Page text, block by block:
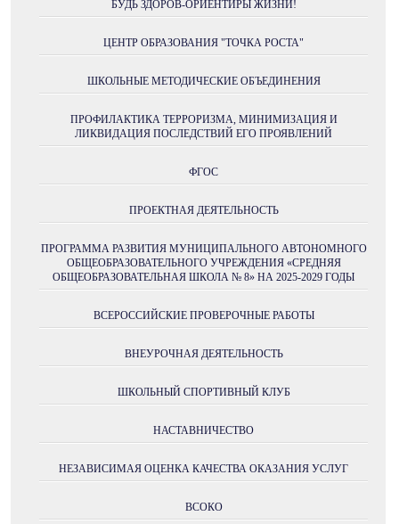
БУДЬ ЗДОРОВ-ОРИЕНТИРЫ ЖИЗНИ!
ЦЕНТР ОБРАЗОВАНИЯ "ТОЧКА РОСТА"
ШКОЛЬНЫЕ МЕТОДИЧЕСКИЕ ОБЪЕДИНЕНИЯ
ПРОФИЛАКТИКА ТЕРРОРИЗМА, МИНИМИЗАЦИЯ И
ЛИКВИДАЦИЯ ПОСЛЕДСТВИЙ ЕГО ПРОЯВЛЕНИЙ
ФГОС
ПРОЕКТНАЯ ДЕЯТЕЛЬНОСТЬ
ПРОГРАММА РАЗВИТИЯ МУНИЦИПАЛЬНОГО АВТОНОМНОГО
ОБЩЕОБРАЗОВАТЕЛЬНОГО УЧРЕЖДЕНИЯ «СРЕДНЯЯ
ОБЩЕОБРАЗОВАТЕЛЬНАЯ ШКОЛА № 8» НА 2025-2029 ГОДЫ
ВСЕРОССИЙСКИЕ ПРОВЕРОЧНЫЕ РАБОТЫ
ВНЕУРОЧНАЯ ДЕЯТЕЛЬНОСТЬ
ШКОЛЬНЫЙ СПОРТИВНЫЙ КЛУБ
НАСТАВНИЧЕСТВО
НЕЗАВИСИМАЯ ОЦЕНКА КАЧЕСТВА ОКАЗАНИЯ УСЛУГ
ВСОКО